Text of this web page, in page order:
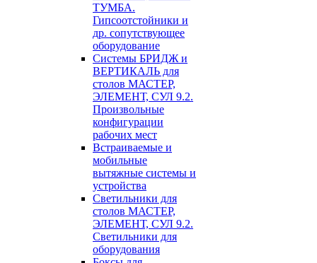
ТУМБА.
Гипсоотстойники и
др. сопутствующее
оборудование
Системы БРИДЖ и
ВЕРТИКАЛЬ для
столов МАСТЕР,
ЭЛЕМЕНТ, СУЛ 9.2.
Произвольные
конфигурации
рабочих мест
Встраиваемые и
мобильные
вытяжные системы и
устройства
Светильники для
столов МАСТЕР,
ЭЛЕМЕНТ, СУЛ 9.2.
Светильники для
оборудования